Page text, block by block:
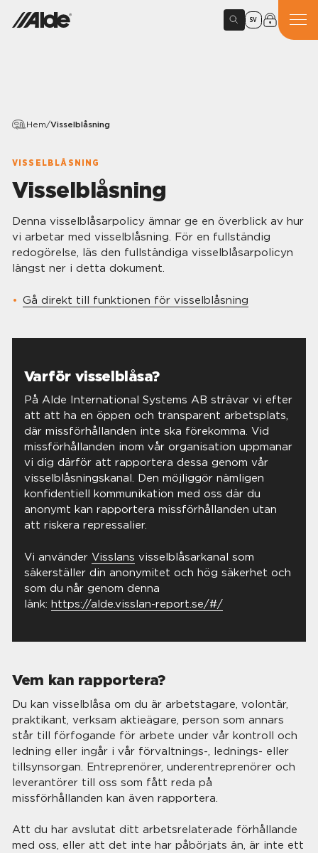
SV
Hem/Visselblåsning
VISSELBLÅSNING
Visselblåsning
Denna visselblåsarpolicy ämnar ge en överblick av hur
vi arbetar med visselblåsning. För en fullständig
redogörelse, läs den fullständiga visselblåsarpolicyn
längst ner i detta dokument.
Gå direkt till funktionen för visselblåsning
Varför visselblåsa?
På Alde International Systems AB strävar vi efter
att att ha en öppen och transparent arbetsplats,
där missförhållanden inte ska förekomma. Vid
missförhållanden inom vår organisation uppmanar
vi dig därför att rapportera dessa genom vår
visselblåsningskanal. Den möjliggör nämligen
konfidentiell kommunikation med oss där du
anonymt kan rapportera missförhållanden utan
att riskera repressalier.
Vi använder Visslans visselblåsarkanal som
säkerställer din anonymitet och hög säkerhet och
som du når genom denna
länk: https://alde.visslan-report.se/#/
Vem kan rapportera?
Du kan visselblåsa om du är arbetstagare, volontär,
praktikant, verksam aktieägare, person som annars
står till förfogande för arbete under vår kontroll och
ledning eller ingår i vår förvaltnings-, lednings- eller
tillsynsorgan. Entreprenörer, underentreprenörer och
leverantörer till oss som fått reda på
missförhållanden kan även rapportera.
Att du har avslutat ditt arbetsrelaterade förhållande
med oss, eller att det inte har påbörjats än, är inte ett